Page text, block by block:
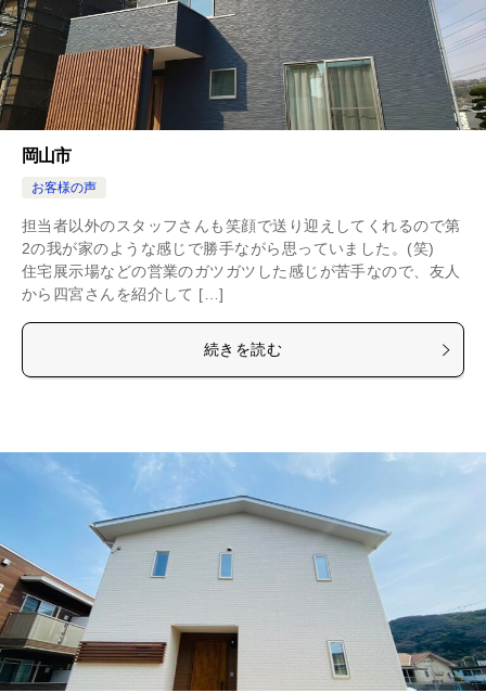
岡山市
お客様の声
担当者以外のスタッフさんも笑顔で送り迎えしてくれるので第
2の我が家のような感じで勝手ながら思っていました。(笑)
住宅展示場などの営業のガツガツした感じが苦手なので、友人
から四宮さんを紹介して […]
続きを読む